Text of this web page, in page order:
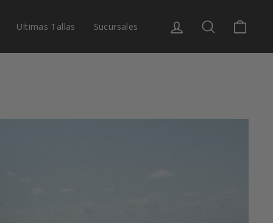
Ultimas Tallas Sucursales Ingresar Buscar